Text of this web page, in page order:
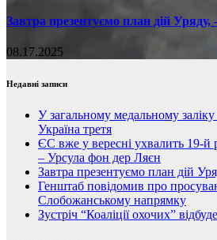
Завтра презентуємо план дій
08.17.2025
Недавні записи
У загальному медальному заліку
Україна третя
ЄС вже у вересні ухвалить 19-й
– Урсула фон дер Ляєн
Завтра презентуємо план дій
Генштаб повідомив про
Слобожанському напрямку
Зустріч “Коаліції охочих”